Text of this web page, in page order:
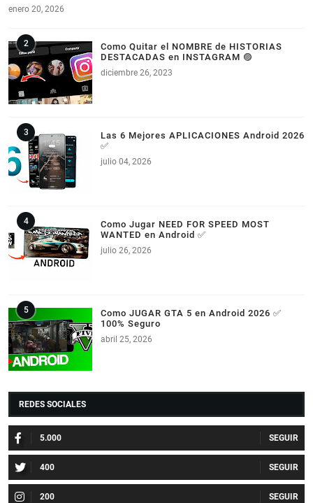
enero 20, 2026
Como Quitar el NOMBRE de HISTORIAS
DESTACADAS en INSTAGRAM 🟣
diciembre 26, 2023
Las 6 Mejores APLICACIONES Android 2026
✅
julio 04, 2026
Como Jugar NEED FOR SPEED MOST
WANTED en Android ✅
julio 26, 2026
Como JUGAR GTA 5 en Android 2026 ✅
100% Seguro
abril 25, 2026
REDES SOCIALES
5.000
400
200